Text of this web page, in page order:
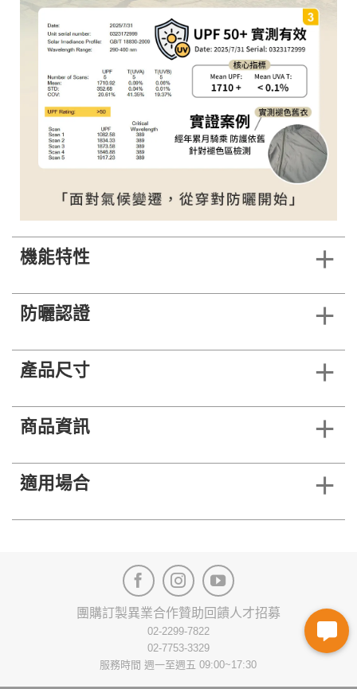
機能特性
防曬認證
產品尺寸
商品資訊
適用場合
團購訂製異業合作贊助回饋人才招募
02-2299-7822
02-7753-3329
服務時間 週一至週五 09:00~17:30